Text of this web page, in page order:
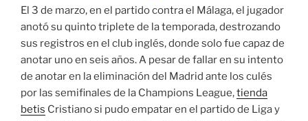
El 3 de marzo, en el partido contra el Málaga, el jugador
anotó su quinto triplete de la temporada, destrozando
sus registros en el club inglés, donde solo fue capaz de
anotar uno en seis años. A pesar de fallar en su intento
de anotar en la eliminación del Madrid ante los culés
por las semifinales de la Champions League,tienda
betis Cristiano si pudo empatar en el partido de Liga y